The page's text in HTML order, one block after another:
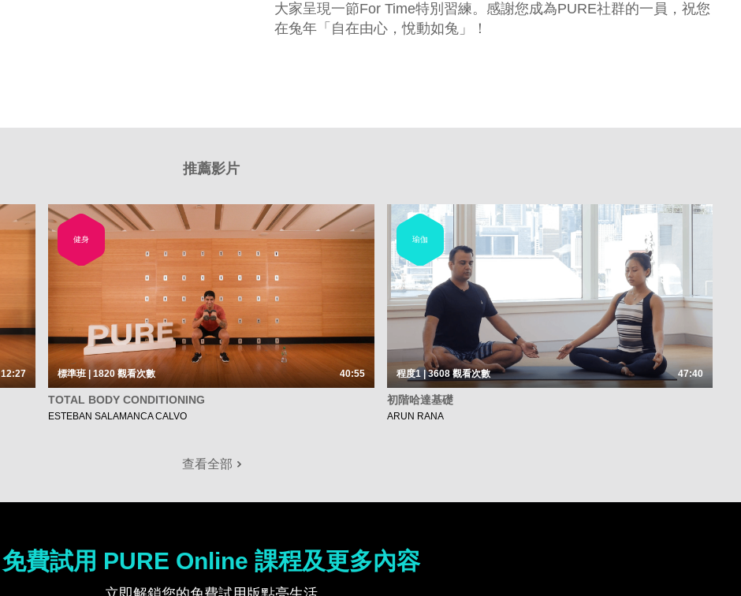
大家呈現一節For Time特別習練。感謝您成為PURE社群的一員，祝您
在兔年「自在由心，悅動如兔」！
推薦影片
12:27
健身
標準班 | 1820觀看次數 40:55
TOTAL BODY CONDITIONING
ESTEBAN SALAMANCA CALVO
瑜伽
程度1 | 3608觀看次數 47:40
初階哈達基礎
ARUN RANA
查看全部
免費試用 PURE Online 課程及更多內容